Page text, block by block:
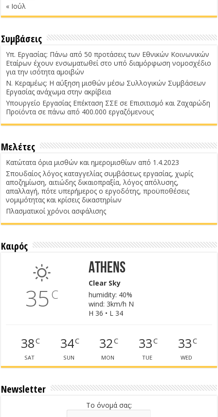
« Ιούλ
Συμβάσεις
Υπ. Εργασίας: Πάνω από 50 προτάσεις των Εθνικών Κοινωνικών
Εταίρων έχουν ενσωματωθεί στο υπό διαμόρφωση νομοσχέδιο
για την ισότητα αμοιβών
Ν. Κεραμέως: Η αύξηση μισθών μέσω Συλλογικών Συμβάσεων
Εργασίας ανάχωμα στην ακρίβεια
Υπουργείο Εργασίας Επέκταση ΣΣΕ σε Επισιτισμό και Ζαχαρώδη
Προϊόντα σε πάνω από 400.000 εργαζόμενους
Μελέτες
Κατώτατα όρια μισθών και ημερομισθίων από 1.4.2023
Σπουδαίος λόγος καταγγελίας συμβάσεως εργασίας, χωρίς
αποζημίωση, αιτιώδης δικαιοπραξία, λόγος απόλυσης,
απαλλαγή, πότε υπερήμερος ο εργοδότης, προϋποθέσεις
νομιμότητας και κρίσεις δικαστηρίων
Πλασματικοί χρόνοι ασφάλισης
Καιρός
35C
Athens
Clear Sky
humidity: 40%
wind: 3km/h N
H 36 • L 34
38C
SAT
34C
SUN
32C
MON
33C
TUE
33C
WED
Newsletter
Το όνομά σας: